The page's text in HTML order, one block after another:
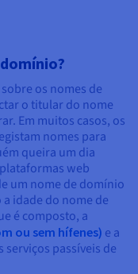
os nomes de
o titular do nome
Em muitos casos, os
nomes para
queira um dia
web
um nome de domínio
idade do nome de
é composto, a
ou sem hífenes) e a
passíveis de